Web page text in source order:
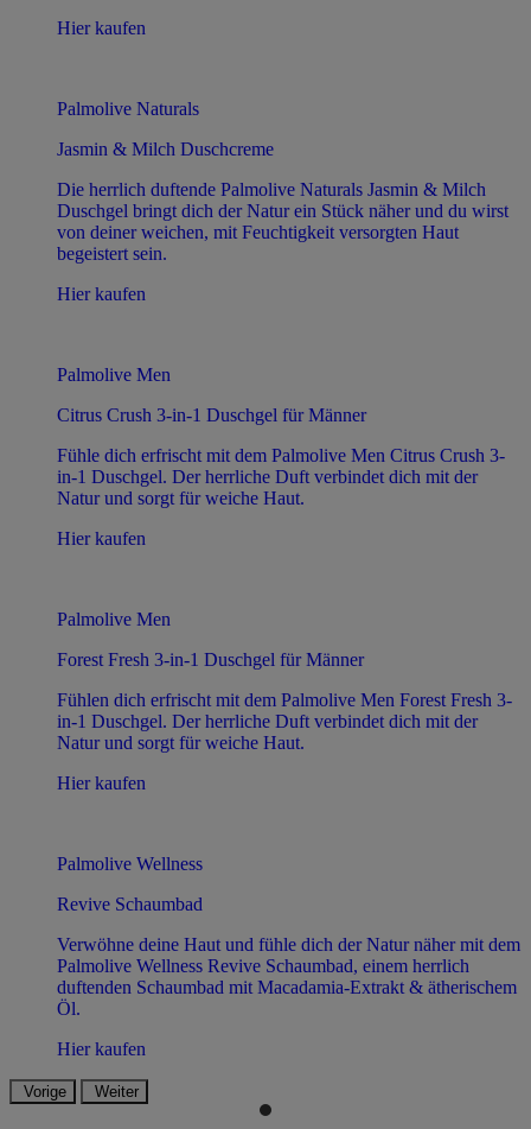
Hier kaufen
Palmolive Naturals
Jasmin & Milch Duschcreme
Die herrlich duftende Palmolive Naturals Jasmin & Milch
Duschgel bringt dich der Natur ein Stück näher und du wirst
von deiner weichen, mit Feuchtigkeit versorgten Haut
begeistert sein.
Hier kaufen
Palmolive Men
Citrus Crush 3-in-1 Duschgel für Männer
Fühle dich erfrischt mit dem Palmolive Men Citrus Crush 3-
in-1 Duschgel. Der herrliche Duft verbindet dich mit der
Natur und sorgt für weiche Haut.
Hier kaufen
Palmolive Men
Forest Fresh 3-in-1 Duschgel für Männer
Fühlen dich erfrischt mit dem Palmolive Men Forest Fresh 3-
in-1 Duschgel. Der herrliche Duft verbindet dich mit der
Natur und sorgt für weiche Haut.
Hier kaufen
Palmolive Wellness
Revive Schaumbad
Verwöhne deine Haut und fühle dich der Natur näher mit dem
Palmolive Wellness Revive Schaumbad, einem herrlich
duftenden Schaumbad mit Macadamia-Extrakt & ätherischem
Öl.
Hier kaufen
Vorige Weiter